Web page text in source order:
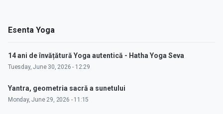
Esenta Yoga
14 ani de învățătură Yoga autentică - Hatha Yoga Seva
Tuesday, June 30, 2026 - 12:29
Yantra, geometria sacră a sunetului
Monday, June 29, 2026 - 11:15